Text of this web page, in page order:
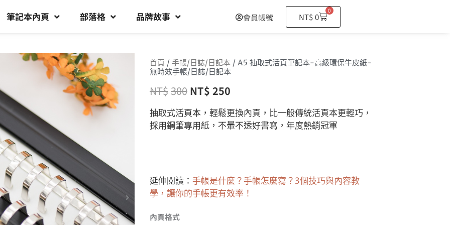
筆記本內頁 部落格 品牌故事 會員帳號 NT$0
0
購
物
首頁 / 手帳/日誌/日記本 / A5 抽取式活頁筆記本-高級環保牛皮紙-
無時效手帳/日誌/日記本
NT$300 NT$ 250
抽取式活頁本，輕鬆更換內頁，比一般傳統活頁本更輕巧，
採用鋼筆專用紙，不暈不透好書寫，年度熱銷冠軍
延伸閱讀： 手帳是什麼？手帳怎麼寫？3個技巧與內容教
學，讓你的手帳更有效率！
內頁格式